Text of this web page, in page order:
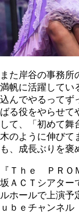
また岸谷の事務所
満帆に活躍してい
込んでやるってず
ばる役をやらせて
して、「初めて舞
木のように伸びて
も、成長ぶりを褒
『Ｔｈｅ ＰＲＯ
坂ＡＣＴシアター
ルホールで上演予
ｕｂｅチャンネ